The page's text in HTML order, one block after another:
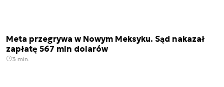
Meta przegrywa w Nowym Meksyku. Sąd nakazał
zapłatę 567 mln dolarów
3 min.